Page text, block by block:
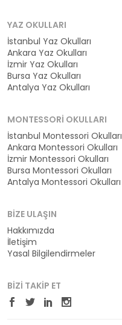
YAZ OKULLARI
İstanbul Yaz Okulları
Ankara Yaz Okulları
İzmir Yaz Okulları
Bursa Yaz Okulları
Antalya Yaz Okulları
MONTESSORI OKULLARI
İstanbul Montessori Okulları
Ankara Montessori Okulları
İzmir Montessori Okulları
Bursa Montessori Okulları
Antalya Montessori Okulları
BIZE ULAŞIN
Hakkımızda
İletişim
Yasal Bilgilendirmeler
BIZI TAKIP ET